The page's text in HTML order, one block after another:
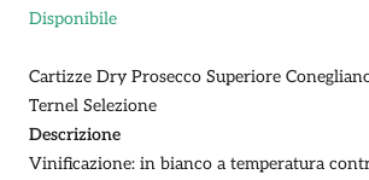
Disponibile
Cartizze Dry Prosecco Superiore
Ternel Selezione
Descrizione
Vinificazione: in bianco a temperatura